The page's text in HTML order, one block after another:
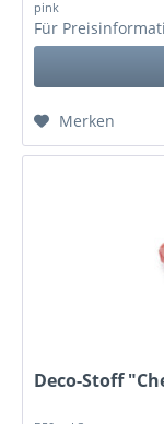
pink
Für
Merken
Deco-Stoff